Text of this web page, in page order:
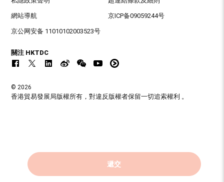
遞交
網站導航 京ICP备09059244号
京公网安备 11010102003523号
關注 HKTDC
© 2026
香港貿易發展局版權所有，對違反版權者保留一切追索權利 。